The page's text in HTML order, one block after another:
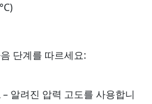
단계를 따르세요:
– 알려진 압력 고도를 사용합니